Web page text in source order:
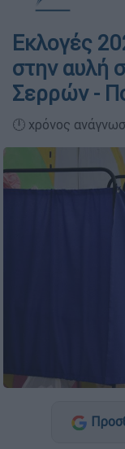
Εκλογές
στην αυλή
Σερρών -
🕛 χρόνος